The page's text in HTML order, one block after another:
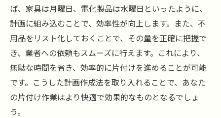
ば、家具は月曜日、電化製品は水曜日といったように、
計画に組み込むことで、効率性が向上します。また、不
用品をリスト化しておくことで、その量を正確に把握で
き、業者への依頼もスムーズに行えます。これにより、
無駄な時間を省き、効率的に片付けを進めることが可能
です。こうした計画作成法を取り入れることで、あなた
の片付け作業はより快適で効果的なものとなるでしょ
う。